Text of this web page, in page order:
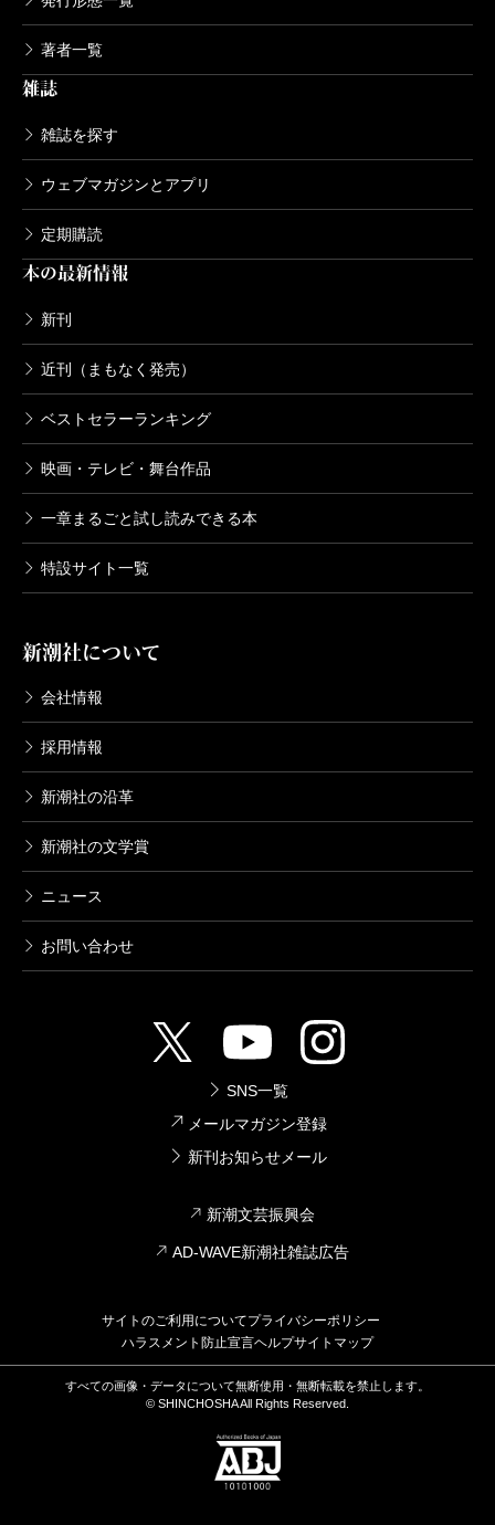
著者一覧
雑誌
雑誌を探す
ウェブマガジンとアプリ
定期購読
本の最新情報
新刊
近刊（まもなく発売）
ベストセラーランキング
映画・テレビ・舞台作品
一章まるごと試し読みできる本
特設サイト一覧
新潮社について
会社情報
採用情報
新潮社の沿革
新潮社の文学賞
ニュース
お問い合わせ
SNS一覧
メールマガジン登録
新刊お知らせメール
新潮文芸振興会
AD-WAVE新潮社雑誌広告
サイトのご利用についてプライバシーポリシー
ハラスメント防止宣言ヘルプサイトマップ
すべての画像・データについて無断使用・無断転載を禁止します。
© SHINCHOSHA All Rights Reserved.